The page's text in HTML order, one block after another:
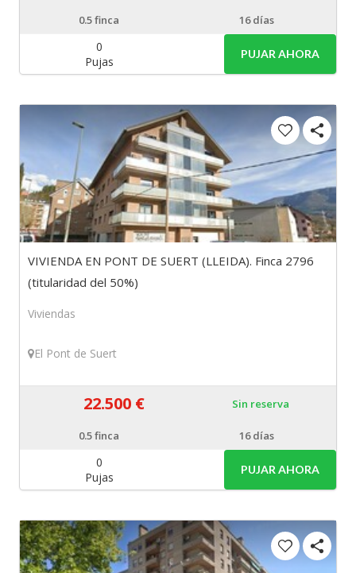
0.5finca 16 días
0
Pujas
PUJAR AHORA
VIVIENDA EN PONT DE SUERT (LLEIDA). Finca 2796
(titularidad del 50%)
Viviendas
El Pont de Suert
22.500 € Sin reserva
0.5finca 16 días
0
Pujas
PUJAR AHORA